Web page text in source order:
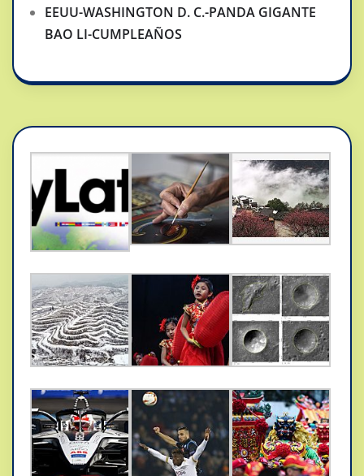
EEUU-WASHINGTON D. C.-PANDA GIGANTE
BAO LI-CUMPLEAÑOS